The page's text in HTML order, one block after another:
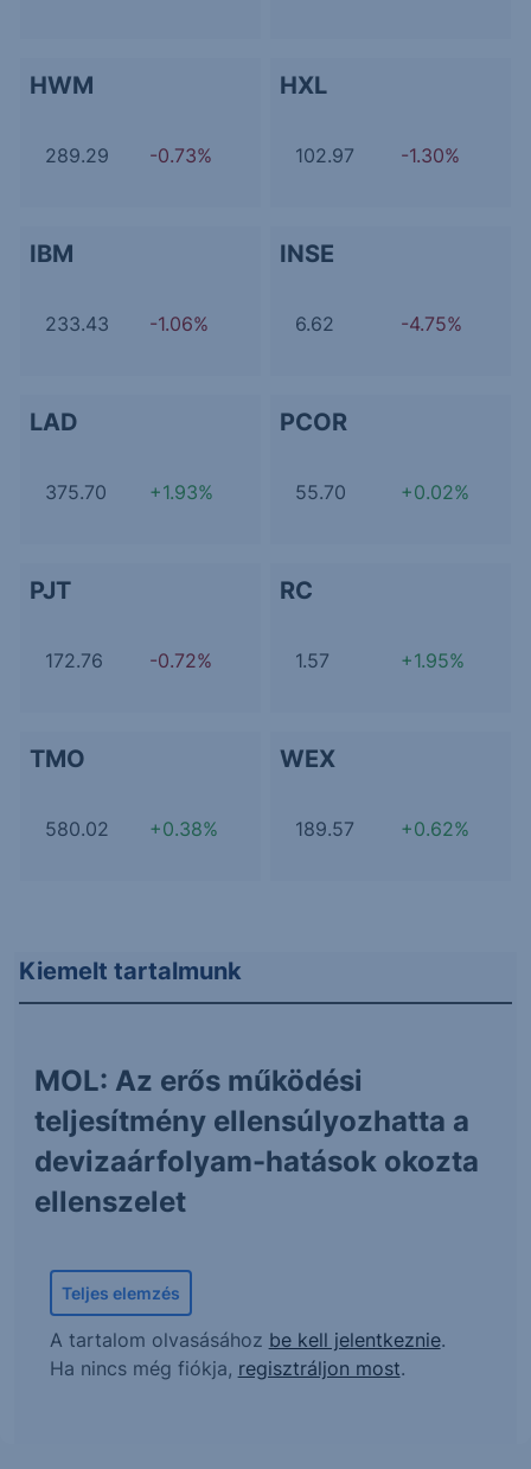
HWM
289.29 -0.73%
HXL
102.97 -1.30%
IBM
233.43 -1.06%
INSE
6.62 -4.75%
LAD
375.70 +1.93%
PCOR
55.70 +0.02%
PJT
172.76 -0.72%
RC
1.57 +1.95%
TMO
580.02 +0.38%
WEX
189.57 +0.62%
Kiemelt tartalmunk
MOL: Az erős működési
teljesítmény ellensúlyozhatta a
devizaárfolyam-hatások okozta
ellenszelet
Teljes elemzés
A tartalom olvasásához be kell jelentkeznie.
Ha nincs még fiókja, regisztráljon most.